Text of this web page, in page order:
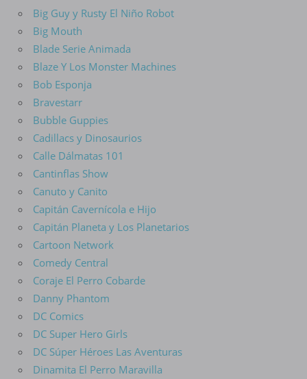
Big Guy y Rusty El Niño Robot
Big Mouth
Blade Serie Animada
Blaze Y Los Monster Machines
Bob Esponja
Bravestarr
Bubble Guppies
Cadillacs y Dinosaurios
Calle Dálmatas 101
Cantinflas Show
Canuto y Canito
Capitán Cavernícola e Hijo
Capitán Planeta y Los Planetarios
Cartoon Network
Comedy Central
Coraje El Perro Cobarde
Danny Phantom
DC Comics
DC Super Hero Girls
DC Súper Héroes Las Aventuras
Dinamita El Perro Maravilla